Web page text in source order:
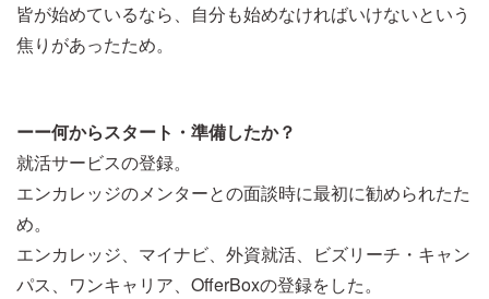
皆が始めているなら、自分も始めなければいけないという
焦りがあったため。
ーー何からスタート・準備したか？
就活サービスの登録。
エンカレッジのメンターとの面談時に最初に勧められたた
め。
エンカレッジ、マイナビ、外資就活、ビズリーチ・キャン
パス、ワンキャリア、OfferBoxの登録をした。